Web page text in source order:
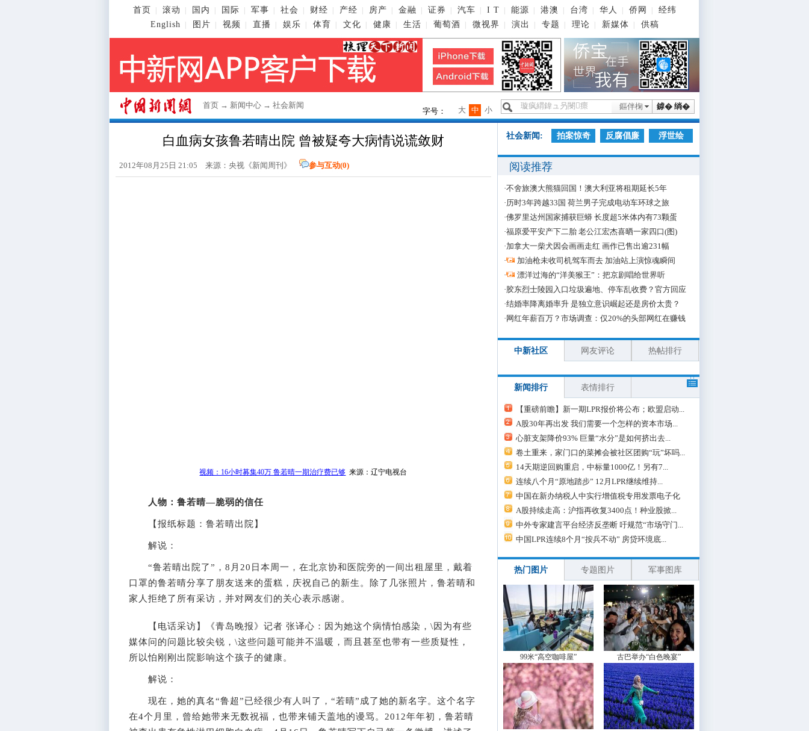
首页 滚动 国内 国际 军事 社会 财经 产经 房产 金融 证券 汽车 I T 能源 港澳 台湾 华人 侨网
经纬
English
图片 视频 直播 娱乐 体育 文化 健康 生活 葡萄酒 微视界 演出 专题 理论 新媒体 供稿
首页 → 新闻中心 → 社会新闻 鎼� 绱�
鏂伴椈
字号： 小
中
大
白血病女孩鲁若晴出院 曾被疑夸大病情说谎敛财
2012年08月25日 21:05 来源：央视《新闻周刊》 参与互动(0)
视频：16小时募集40万 鲁若晴一期治疗费已够 来源：辽宁电视台
人物：鲁若晴—脆弱的信任
【报纸标题：鲁若晴出院】
解说：
“鲁若晴出院了”，8月20日本周一，在北京协和医院旁的一间出租屋里，戴着
口罩的鲁若晴分享了朋友送来的蛋糕，庆祝自己的新生。除了几张照片，鲁若晴和
家人拒绝了所有采访，并对网友们的关心表示感谢。
【电话采访】《青岛晚报》记者 张译心：因为她这个病情怕感染，\因为有些
媒体问的问题比较尖锐，\这些问题可能并不温暖，而且甚至也带有一些质疑性，
所以怕刚刚出院影响这个孩子的健康。
解说：
现在，她的真名“鲁超”已经很少有人叫了，“若晴”成了她的新名字。这个名字
在4个月里，曾给她带来无数祝福，也带来铺天盖地的谩骂。2012年年初，鲁若晴
社会新闻: 拍案惊奇 反腐倡廉 浮世绘
阅读推荐
·不舍旅澳大熊猫回国！澳大利亚将租期延长5年
·历时3年跨越33国 荷兰男子完成电动车环球之旅
·佛罗里达州国家捕获巨蟒 长度超5米体内有73颗蛋
·福原爱平安产下二胎 老公江宏杰喜晒一家四口(图)
·加拿大一柴犬因会画画走红 画作已售出逾231幅
·
加油枪未收司机驾车而去 加油站上演惊魂瞬间
·
漂洋过海的“洋美猴王”：把京剧唱给世界听
·胶东烈士陵园入口垃圾遍地、停车乱收费？官方回应
·结婚率降离婚率升 是独立意识崛起还是房价太贵？
· 网红年薪百万？市场调查：仅20%的头部网红在赚钱
中新社区 网友评论 热帖排行
新闻排行 表情排行
【重磅前瞻】新一期LPR报价将公布；欧盟启动...
A股30年再出发 我们需要一个怎样的资本市场...
心脏支架降价93% 巨量“水分”是如何挤出去...
卷土重来，家门口的菜摊会被社区团购“玩”坏吗...
14天期逆回购重启，中标量1000亿！另有7...
连续八个月“原地踏步” 12月LPR继续维持...
中国在新办纳税人中实行增值税专用发票电子化
A股持续走高：沪指再收复3400点！种业股掀...
中外专家建言平台经济反垄断 吁规范“市场守门...
中国LPR连续8个月“按兵不动” 房贷环境底...
热门图片 专题图片 军事图库
99米“高空咖啡屋” 古巴举办“白色晚宴”